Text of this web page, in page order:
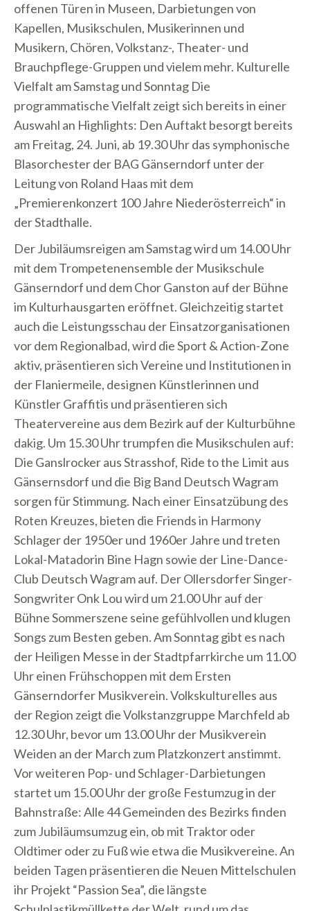
offenen Türen in Museen, Darbietungen von
Kapellen, Musikschulen, Musikerinnen und
Musikern, Chören, Volkstanz-, Theater- und
Brauchpflege-Gruppen und vielem mehr. Kulturelle
Vielfalt am Samstag und Sonntag Die
programmatische Vielfalt zeigt sich bereits in einer
Auswahl an Highlights: Den Auftakt besorgt bereits
am Freitag, 24. Juni, ab 19.30 Uhr das symphonische
Blasorchester der BAG Gänserndorf unter der
Leitung von Roland Haas mit dem
„Premierenkonzert 100 Jahre Niederösterreich“ in
der Stadthalle.
Der Jubiläumsreigen am Samstag wird um 14.00 Uhr
mit dem Trompetenensemble der Musikschule
Gänserndorf und dem Chor Ganston auf der Bühne
im Kulturhausgarten eröffnet. Gleichzeitig startet
auch die Leistungsschau der Einsatzorganisationen
vor dem Regionalbad, wird die Sport & Action-Zone
aktiv, präsentieren sich Vereine und Institutionen in
der Flaniermeile, designen Künstlerinnen und
Künstler Graffitis und präsentieren sich
Theatervereine aus dem Bezirk auf der Kulturbühne
dakig. Um 15.30 Uhr trumpfen die Musikschulen auf:
Die Ganslrocker aus Strasshof, Ride to the Limit aus
Gänsernsdorf und die Big Band Deutsch Wagram
sorgen für Stimmung. Nach einer Einsatzübung des
Roten Kreuzes, bieten die Friends in Harmony
Schlager der 1950er und 1960er Jahre und treten
Lokal-Matadorin Bine Hagn sowie der Line-Dance-
Club Deutsch Wagram auf. Der Ollersdorfer Singer-
Songwriter Onk Lou wird um 21.00 Uhr auf der
Bühne Sommerszene seine gefühlvollen und klugen
Songs zum Besten geben. Am Sonntag gibt es nach
der Heiligen Messe in der Stadtpfarrkirche um 11.00
Uhr einen Frühschoppen mit dem Ersten
Gänserndorfer Musikverein. Volkskulturelles aus
der Region zeigt die Volkstanzgruppe Marchfeld ab
12.30 Uhr, bevor um 13.00 Uhr der Musikverein
Weiden an der March zum Platzkonzert anstimmt.
Vor weiteren Pop- und Schlager-Darbietungen
startet um 15.00 Uhr der große Festumzug in der
Bahnstraße: Alle 44 Gemeinden des Bezirks finden
zum Jubiläumsumzug ein, ob mit Traktor oder
Oldtimer oder zu Fuß wie etwa die Musikvereine. An
beiden Tagen präsentieren die Neuen Mittelschulen
ihr Projekt “Passion Sea”, die längste